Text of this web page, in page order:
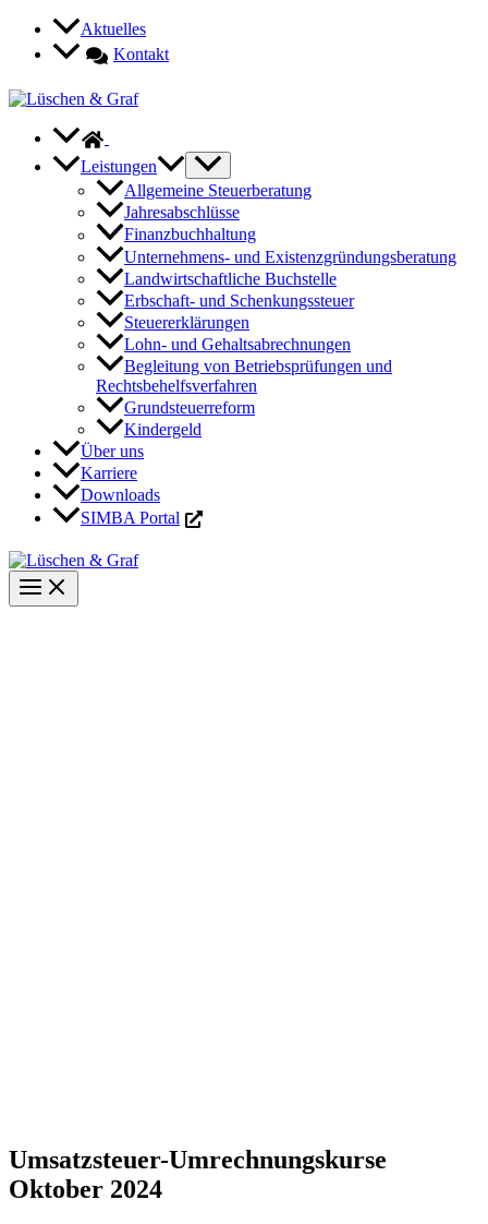
Zum
springen
Aktuelles
Kontakt
Leistungen
Allgemeine Steuerberatung
Jahresabschlüsse
Finanzbuchhaltung
Unternehmens- und Existenzgründungsberatung
Landwirtschaftliche Buchstelle
Erbschaft- und Schenkungssteuer
Steuererklärungen
Lohn- und Gehaltsabrechnungen
Begleitung von Betriebsprüfungen und
Rechtsbehelfsverfahren
Grundsteuerreform
Kindergeld
Über uns
Karriere
Downloads
SIMBA Portal
Umsatzsteuer-Umrechnungskurse
Oktober 2024